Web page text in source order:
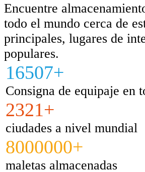
Encuentre
todo el mundo cerca de
principales, lugares de
populares.
16507+
Consigna de equipaje en
2321+
ciudades a nivel mundial
8000000+
maletas almacenadas